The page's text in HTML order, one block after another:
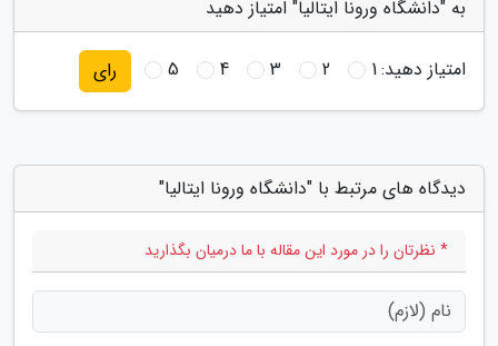
به "دانشگاه ورونا ایتالیا" امتیاز دهید
امتیاز دهید:1
2
3
4
5 رای
دیدگاه های مرتبط با "دانشگاه ورونا ایتالیا"
* نظرتان را در مورد این مقاله با ما درمیان بگذارید